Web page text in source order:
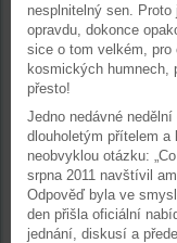
nesplnitelný sen.
opravdu, dokonce
sice o tom velkém,
kosmických humnech,
přesto!
Jedno nedávné
dlouholetým přítelem a
neobvyklou otázku:
srpna 2011 navštívil
Odpověď byla ve
den přišla oficiální
jednání, diskusí a